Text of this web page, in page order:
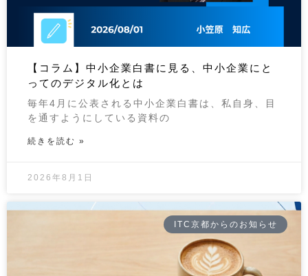
【コラム】中小企業白書に見る、中小企業にと
ってのデジタル化とは
毎年4月に公表される中小企業白書は、私自身、目
を通すようにしている資料の
続きを読む »
2026年8月1日
ITC京都からのお知らせ